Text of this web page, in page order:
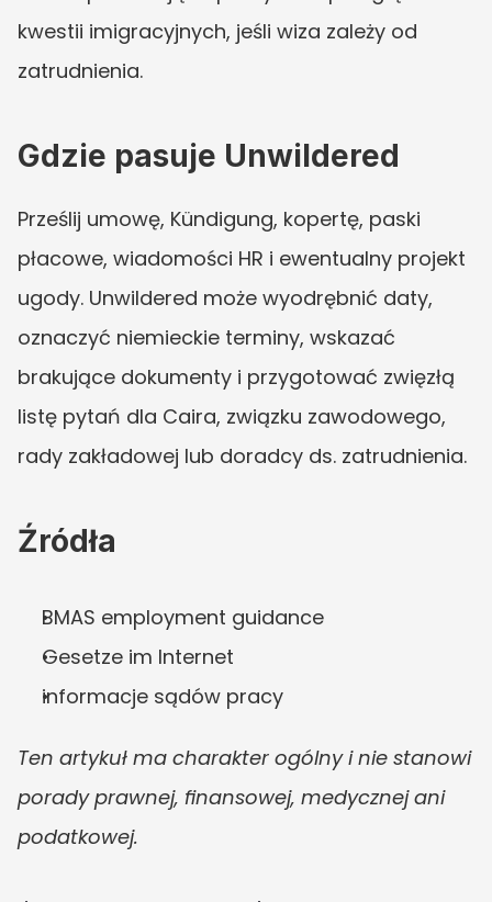
kwestii imigracyjnych, jeśli wiza zależy od
zatrudnienia.
Gdzie pasuje Unwildered
Prześlij umowę, Kündigung, kopertę, paski
płacowe, wiadomości HR i ewentualny projekt
ugody. Unwildered może wyodrębnić daty,
oznaczyć niemieckie terminy, wskazać
brakujące dokumenty i przygotować zwięzłą
listę pytań dla Caira, związku zawodowego,
rady zakładowej lub doradcy ds. zatrudnienia.
Źródła
BMAS employment guidance
Gesetze im Internet
informacje sądów pracy
Ten artykuł ma charakter ogólny i nie stanowi
porady prawnej, finansowej, medycznej ani
podatkowej.